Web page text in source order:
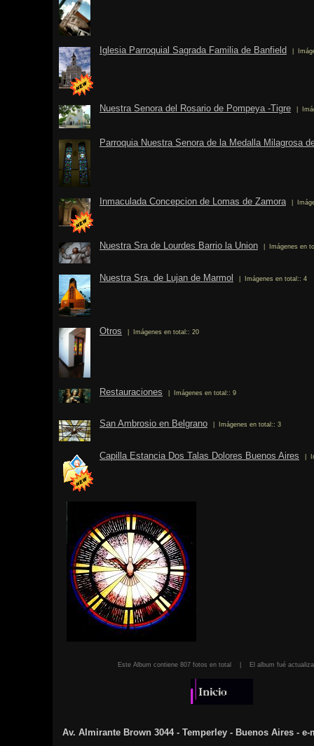
Iglesia Parroquial Sagrada Familia de Banfield |
Nuestra Senora del Rosario de Pompeya -Tigre |
Parroquia Nuestra Senora de la Medalla Milagrosa
Inmaculada Concepcion de Lomas de Zamora |
Nuestra Sra de Lourdes Barrio la Union | Imágenes en
Nuestra Sra. de Lujan de Marmol | Imágenes en total:: 4
Otros | Imágenes en total:: 20
Restauraciones | Imágenes en total:: 9
San Ambrosio en Belgrano | Imágenes en total:: 3
Capilla Estancia Dos Talas Dolores Buenos Aires |
Este Album contiene 807 fotos en total | El album fué
Av. Almirante Brown 3044 - Temperley - Buenos Aires -